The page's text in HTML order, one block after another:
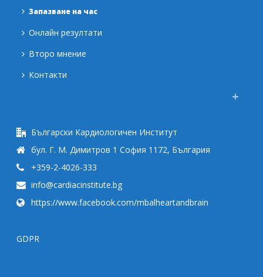
Запазване на час
Онлайн резултати
Второ мнение
Контакти
Български Кардиологичен Институт
бул. Г. М. Димитров 1 София 1172, България
+359-2-4026-333
info@cardiacinstitute.bg
https://www.facebook.com/mbalheartandbrain
GDPR